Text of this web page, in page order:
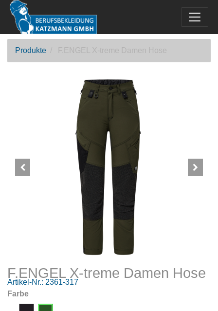
Produkte F.ENGEL X-treme Damen Hose
F.ENGEL X-treme Damen Hose
Artikel-Nr.: 2361-317
Farbe